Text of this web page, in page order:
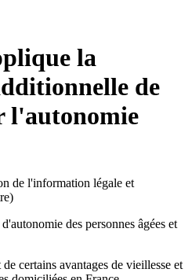
la
de
l'autonomie
de l'information légale et
des personnes âgées et
certains avantages de vieillesse et